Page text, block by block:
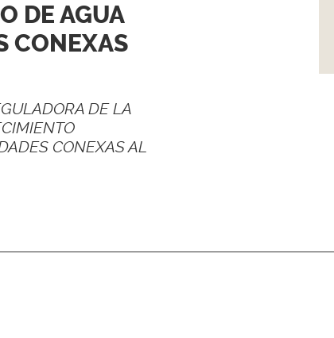
DE AGUA
CONEXAS
DE LA
CONEXAS AL